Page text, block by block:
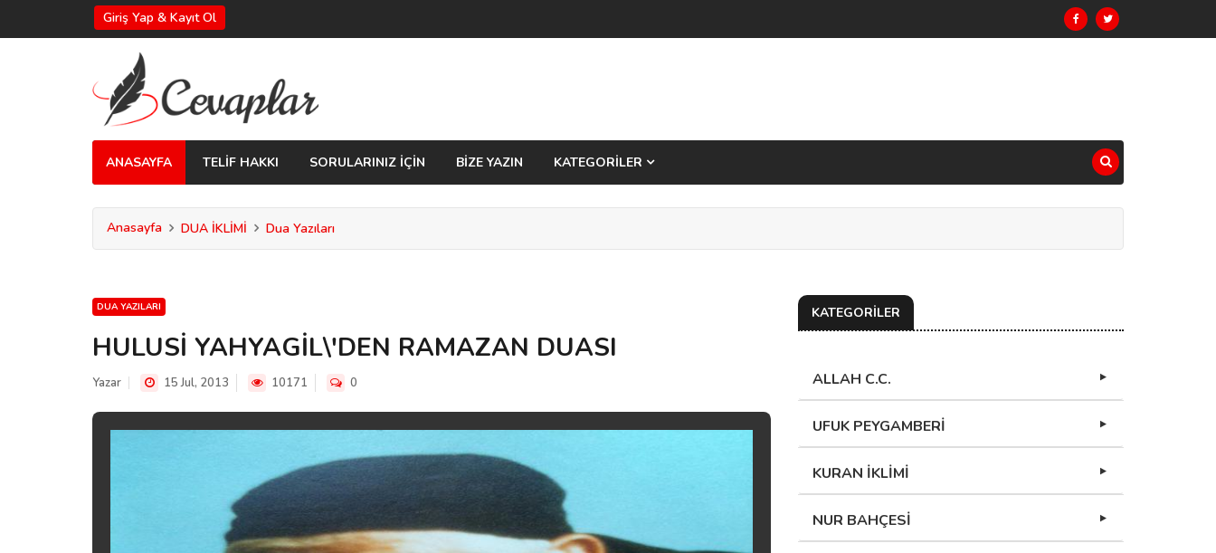
Giriş Yap & Kayıt Ol
ANASAYFA TELİF HAKKI SORULARINIZ İÇİN BİZE YAZIN KATEGORİLER
Anasayfa DUA İKLİMİ Dua Yazıları
DUA YAZILARI
HULUSİ YAHYAGİL\'DEN RAMAZAN DUASI
Yazar 15 Jul, 2013 10171 0
KATEGORİLER
ALLAH C.C.
UFUK PEYGAMBERİ
KURAN İKLİMİ
NUR BAHÇESİ